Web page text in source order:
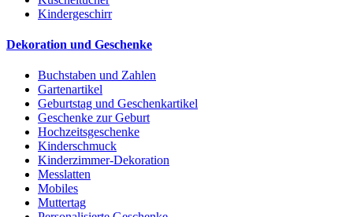
Kindergeschirr
Dekoration und Geschenke
Buchstaben und Zahlen
Gartenartikel
Geburtstag und Geschenkartikel
Geschenke zur Geburt
Hochzeitsgeschenke
Kinderschmuck
Kinderzimmer-Dekoration
Messlatten
Mobiles
Muttertag